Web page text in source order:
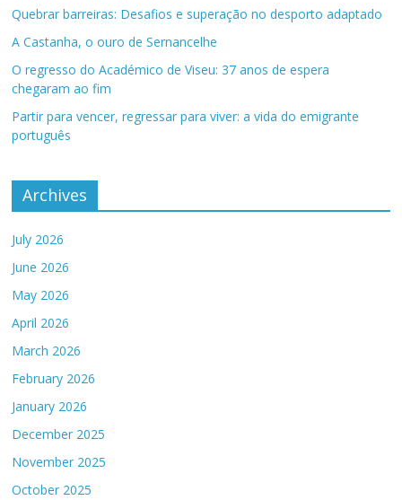
Quebrar barreiras: Desafios e superação no desporto adaptado
A Castanha, o ouro de Sernancelhe
O regresso do Académico de Viseu: 37 anos de espera
chegaram ao fim
Partir para vencer, regressar para viver: a vida do emigrante
português
Archives
July 2026
June 2026
May 2026
April 2026
March 2026
February 2026
January 2026
December 2025
November 2025
October 2025